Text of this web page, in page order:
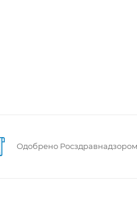
Одобрено Росздравнадзором